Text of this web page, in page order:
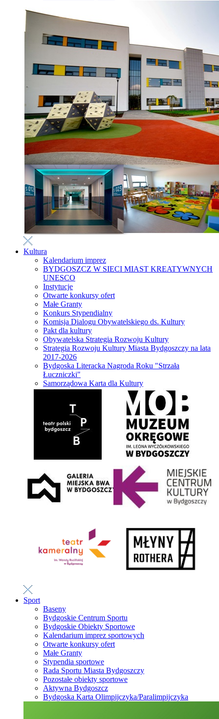
Kultura
Kalendarium imprez
BYDGOSZCZ W SIECI MIAST KREATYWNYCH
UNESCO
Instytucje
Otwarte konkursy ofert
Małe Granty
Konkurs Stypendialny
Komisja Dialogu Obywatelskiego ds. Kultury
Pakt dla kultury
Obywatelska Strategia Rozwoju Kultury
Strategia Rozwoju Kultury Miasta Bydgoszczy na lata
2017-2026
Bydgoska Literacka Nagroda Roku "Strzała
Łuczniczki"
Samorządowa Karta dla Kultury
Sport
Baseny
Bydgoskie Centrum Sportu
Bydgoskie Obiekty Sportowe
Kalendarium imprez sportowych
Otwarte konkursy ofert
Małe Granty
Stypendia sportowe
Rada Sportu Miasta Bydgoszczy
Pozostałe obiekty sportowe
Aktywna Bydgoszcz
Bydgoska Karta Olimpijczyka/Paralimpijczyka